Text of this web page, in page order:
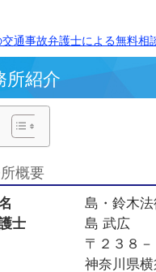
須賀の交通事故弁護士に
事務所紹介
目次
事務所概要
島